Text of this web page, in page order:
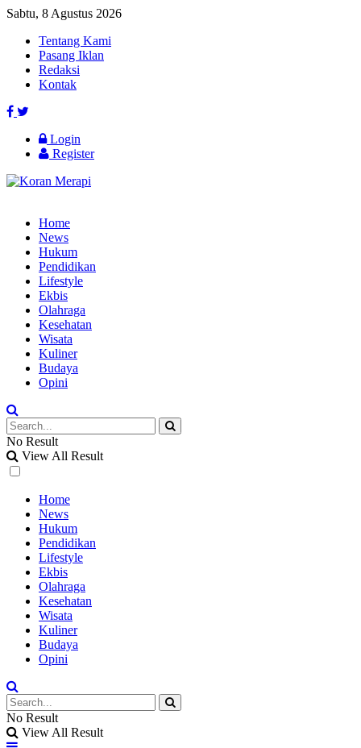
Sabtu, 8 Agustus 2026
Tentang Kami
Pasang Iklan
Redaksi
Kontak
Login
Register
Home
News
Hukum
Pendidikan
Lifestyle
Ekbis
Olahraga
Kesehatan
Wisata
Kuliner
Budaya
Opini
No Result
View All Result
Home
News
Hukum
Pendidikan
Lifestyle
Ekbis
Olahraga
Kesehatan
Wisata
Kuliner
Budaya
Opini
No Result
View All Result